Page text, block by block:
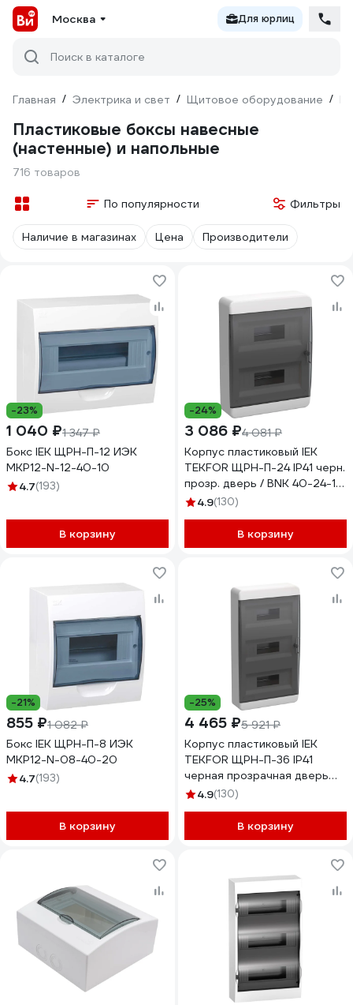
Москва Для юрлиц
Поиск в каталоге
Главная / Электрика и свет / Щитовое оборудование /
Пластиковые боксы навесные
(настенные) и напольные
716 товаров
По популярности Фильтры
Наличие в магазинах Цена Производители
-23%
1 040 ₽1 347 ₽
Бокс IEK ЩРН-П-12 ИЭК
MKP12-N-12-40-10
4.7(193)
В корзину
-24%
3 086 ₽4 081 ₽
Корпус пластиковый IEK
TEKFOR ЩРН-П-24 IP41 черн.
прозр. дверь / BNK 40-24-1
TF5-KP12-N-24-41-K01-K03
4.9(130)
В корзину
-21%
855 ₽1 082 ₽
Бокс IEK ЩРН-П-8 ИЭК
MKP12-N-08-40-20
4.7(193)
В корзину
-25%
4 465 ₽5 921 ₽
Корпус пластиковый IEK
TEKFOR ЩРН-П-36 IP41
черная прозрачная дверь
TF5-KP12-N-36-41-K01-K03
4.9(130)
В корзину